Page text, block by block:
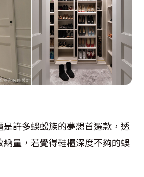
許多蜈蚣族的夢想首選款，透
納量，若覺得鞋櫃深度不夠的蜈